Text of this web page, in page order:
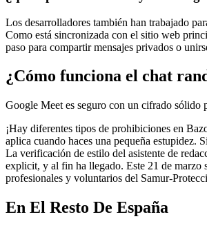
Los desarrolladores también han trabajado
Como está sincronizada con el sitio web
paso para compartir mensajes privados o
¿Cómo funciona el chat
Google Meet es seguro con un cifrado sólido
¡Hay diferentes tipos de prohibiciones en
aplica cuando haces una pequeña estupidez.
La verificación de estilo del asistente de
explicit, y al fin ha llegado. Este 21 de marzo
profesionales y voluntarios del Samur-
En El Resto De España